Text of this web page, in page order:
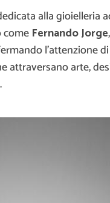
alla gioielleria
Fernando Jorge,
l’attenzione
attraversano arte,